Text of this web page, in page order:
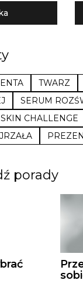
TWARZ
SERUM
CHALLENGE
porady